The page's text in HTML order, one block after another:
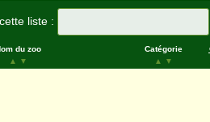
liste :
du zoo
▲
▼
Catégorie
▲
▼